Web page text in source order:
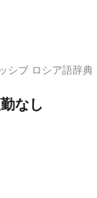
シブ ロシア語辞
なし